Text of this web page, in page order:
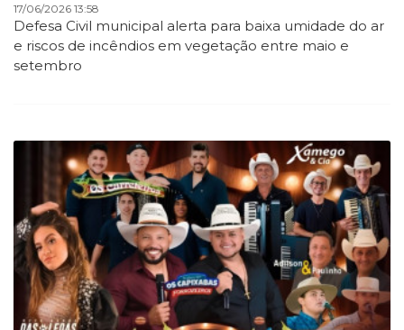
17/06/2026 13:58
Defesa Civil municipal alerta para baixa umidade do ar
e riscos de incêndios em vegetação entre maio e
setembro